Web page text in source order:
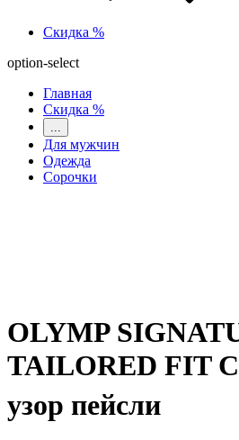
Скидка %
option-select
Главная
Скидка %
Для мужчин
Одежда
Сорочки
OLYMP
TAILORED FIT
узор пейсли